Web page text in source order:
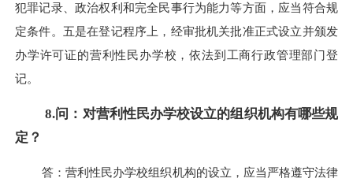
犯罪记录、政治权利和完全民事行为能力等方面，应当符合规
定条件。五是在登记程序上，经审批机关批准正式设立并颁发
办学许可证的营利性民办学校，依法到工商行政管理部门登
记。
8.问：对营利性民办学校设立的组织机构有哪些规
定？
答：营利性民办学校组织机构的设立，应当严格遵守法律